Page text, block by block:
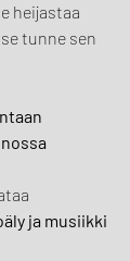
heijastaa
tunne sen
ja musiikki